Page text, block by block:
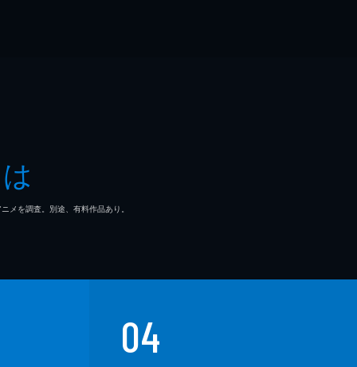
を調査。別途、有料作品あり。
04